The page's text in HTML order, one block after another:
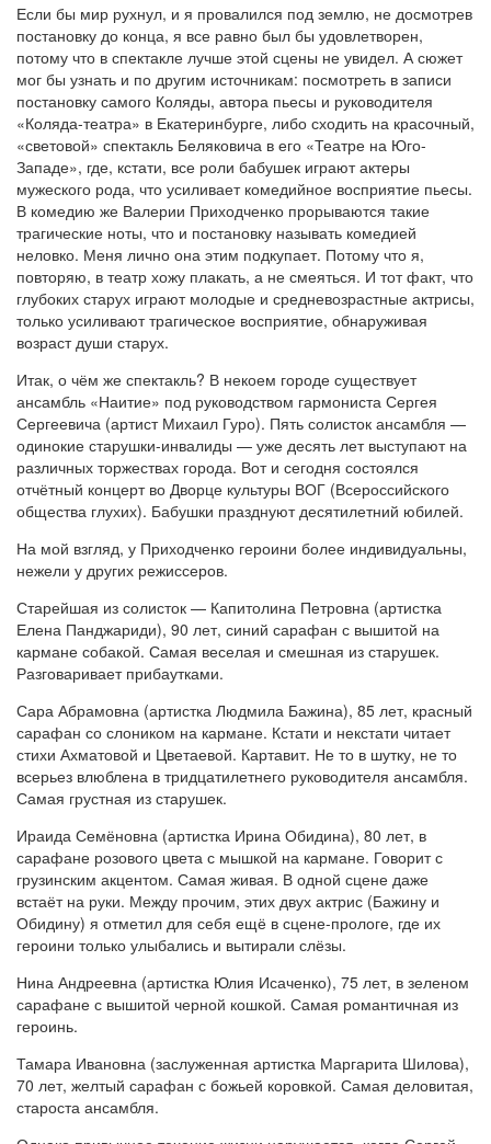
Если бы мир рухнул, и я провалился под землю, не досмотрев
постановку до конца, я все равно был бы удовлетворен,
потому что в спектакле лучше этой сцены не увидел. А сюжет
мог бы узнать и по другим источникам: посмотреть в записи
постановку самого Коляды, автора пьесы и руководителя
«Коляда-театра» в Екатеринбурге, либо сходить на красочный,
«световой» спектакль Беляковича в его «Театре на Юго-
Западе», где, кстати, все роли бабушек играют актеры
мужеского рода, что усиливает комедийное восприятие пьесы.
В комедию же Валерии Приходченко прорываются такие
трагические ноты, что и постановку называть комедией
неловко. Меня лично она этим подкупает. Потому что я,
повторяю, в театр хожу плакать, а не смеяться. И тот факт, что
глубоких старух играют молодые и средневозрастные актрисы,
только усиливают трагическое восприятие, обнаруживая
возраст души старух.
Итак, о чём же спектакль? В некоем городе существует
ансамбль «Наитие» под руководством гармониста Сергея
Сергеевича (артист Михаил Гуро). Пять солисток ансамбля —
одинокие старушки-инвалиды — уже десять лет выступают на
различных торжествах города. Вот и сегодня состоялся
отчётный концерт во Дворце культуры ВОГ (Всероссийского
общества глухих). Бабушки празднуют десятилетний юбилей.
На мой взгляд, у Приходченко героини более индивидуальны,
нежели у других режиссеров.
Старейшая из солисток — Капитолина Петровна (артистка
Елена Панджариди), 90 лет, синий сарафан с вышитой на
кармане собакой. Самая веселая и смешная из старушек.
Разговаривает прибаутками.
Сара Абрамовна (артистка Людмила Бажина), 85 лет, красный
сарафан со слоником на кармане. Кстати и некстати читает
стихи Ахматовой и Цветаевой. Картавит. Не то в шутку, не то
всерьез влюблена в тридцатилетнего руководителя ансамбля.
Самая грустная из старушек.
Ираида Семёновна (артистка Ирина Обидина), 80 лет, в
сарафане розового цвета с мышкой на кармане. Говорит с
грузинским акцентом. Самая живая. В одной сцене даже
встаёт на руки. Между прочим, этих двух актрис (Бажину и
Обидину) я отметил для себя ещё в сцене-прологе, где их
героини только улыбались и вытирали слёзы.
Нина Андреевна (артистка Юлия Исаченко), 75 лет, в зеленом
сарафане с вышитой черной кошкой. Самая романтичная из
героинь.
Тамара Ивановна (заслуженная артистка Маргарита Шилова),
70 лет, желтый сарафан с божьей коровкой. Самая деловитая,
староста ансамбля.